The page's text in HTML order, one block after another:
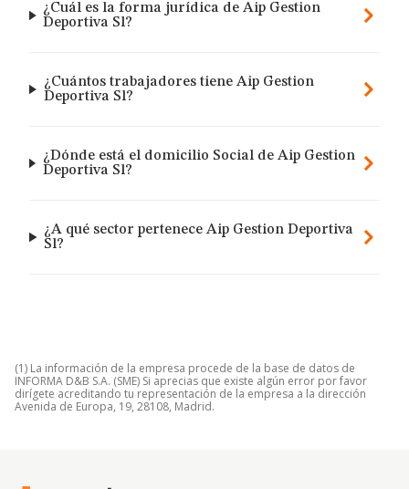
¿Cuál es la forma jurídica de Aip Gestion
Deportiva Sl?
¿Cuántos trabajadores tiene Aip Gestion
Deportiva Sl?
¿Dónde está el domicilio Social de Aip Gestion
Deportiva Sl?
¿A qué sector pertenece Aip Gestion Deportiva
Sl?
(1) La información de la empresa procede de la base de datos de
INFORMA D&B S.A. (SME) Si aprecias que existe algún error por favor
dirígete acreditando tu representación de la empresa a la dirección
Avenida de Europa, 19, 28108, Madrid.